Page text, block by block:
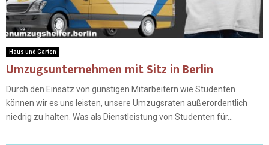
Haus und Garten
Umzugsunternehmen mit Sitz in Berlin
Durch den Einsatz von günstigen Mitarbeitern wie Studenten
können wir es uns leisten, unsere Umzugsraten außerordentlich
niedrig zu halten. Was als Dienstleistung von Studenten für...